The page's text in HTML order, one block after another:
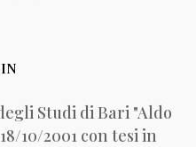
Studi di Bari "Aldo
10/2001 con tesi in